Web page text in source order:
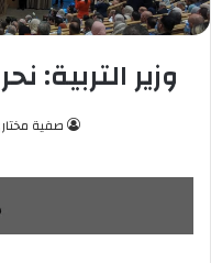
وزير التربية:
صفية